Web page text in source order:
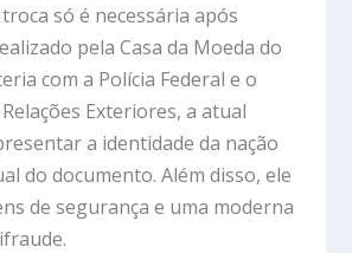
só é necessária após
pela Casa da Moeda do
com a Polícia Federal e o
Exteriores, a atual
a identidade da nação
do documento. Além disso, ele
de segurança e uma moderna